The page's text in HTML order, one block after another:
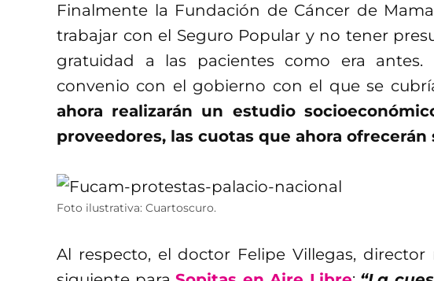
Finalmente la Fundación de Cáncer de
trabajar con el Seguro Popular y no tener
gratuidad a las pacientes como era
convenio con el gobierno con el que se
ahora realizarán un estudio
proveedores, las cuotas que ahora ofrecerán
Foto ilustrativa: Cuartoscuro.
Al respecto, el doctor Felipe Villegas,